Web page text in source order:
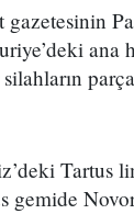
ana
Tartus
gemide